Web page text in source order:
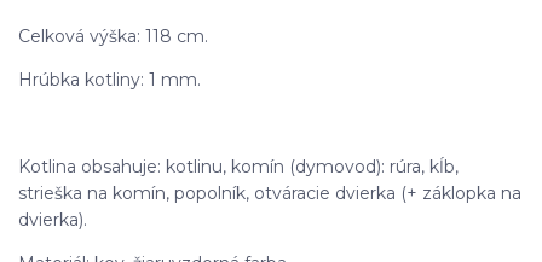
Celková výška: 118 cm.
Hrúbka kotliny: 1 mm.
Kotlina obsahuje: kotlinu, komín (dymovod): rúra, kĺb,
strieška na komín, popolník, otváracie dvierka (+ záklopka na
dvierka).